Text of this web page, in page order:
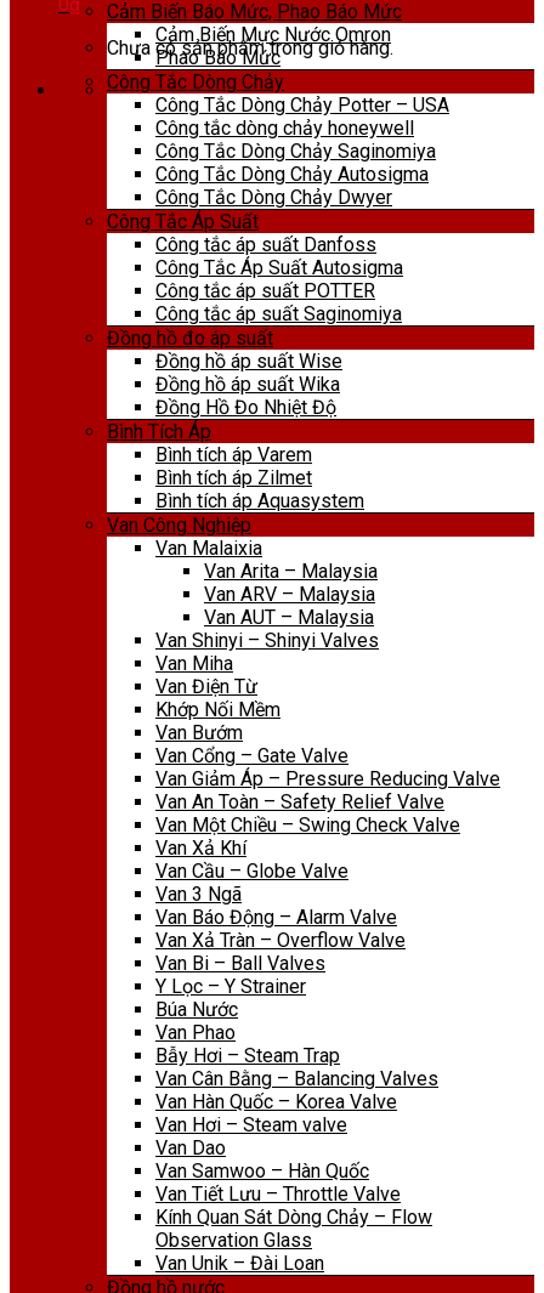
0₫
Chưa có sản phẩm trong giỏ hàng.
Cảm Biến Báo Mức, Phao Báo Mức
Cảm Biến Mực Nước Omron
Phao Báo Mức
Công Tắc Dòng Chảy
Công Tắc Dòng Chảy Potter – USA
Công tắc dòng chảy honeywell
Công Tắc Dòng Chảy Saginomiya
Công Tắc Dòng Chảy Autosigma
Công Tắc Dòng Chảy Dwyer
Công Tắc Áp Suất
Công tắc áp suất Danfoss
Công Tắc Áp Suất Autosigma
Công tắc áp suất POTTER
Công tắc áp suất Saginomiya
Đồng hồ đo áp suất
Đồng hồ áp suất Wise
Đồng hồ áp suất Wika
Đồng Hồ Đo Nhiệt Độ
Bình Tích Áp
Bình tích áp Varem
Bình tích áp Zilmet
Bình tích áp Aquasystem
Van Công Nghiệp
Van Malaixia
Van Arita – Malaysia
Van ARV – Malaysia
Van AUT – Malaysia
Van Shinyi – Shinyi Valves
Van Miha
Van Điện Từ
Khớp Nối Mềm
Van Bướm
Van Cổng – Gate Valve
Van Giảm Áp – Pressure Reducing Valve
Van An Toàn – Safety Relief Valve
Van Một Chiều – Swing Check Valve
Van Xả Khí
Van Cầu – Globe Valve
Van 3 Ngã
Van Báo Động – Alarm Valve
Van Xả Tràn – Overflow Valve
Van Bi – Ball Valves
Y Lọc – Y Strainer
Búa Nước
Van Phao
Bẫy Hơi – Steam Trap
Van Cân Bằng – Balancing Valves
Van Hàn Quốc – Korea Valve
Van Hơi – Steam valve
Van Dao
Van Samwoo – Hàn Quốc
Van Tiết Lưu – Throttle Valve
Kính Quan Sát Dòng Chảy – Flow
Observation Glass
Van Unik – Đài Loan
Đồng hồ nước